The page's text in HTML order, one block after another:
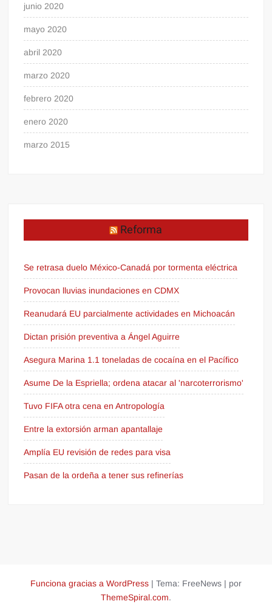
junio 2020
mayo 2020
abril 2020
marzo 2020
febrero 2020
enero 2020
marzo 2015
Reforma
Se retrasa duelo México-Canadá por tormenta eléctrica
Provocan lluvias inundaciones en CDMX
Reanudará EU parcialmente actividades en Michoacán
Dictan prisión preventiva a Ángel Aguirre
Asegura Marina 1.1 toneladas de cocaína en el Pacífico
Asume De la Espriella; ordena atacar al 'narcoterrorismo'
Tuvo FIFA otra cena en Antropología
Entre la extorsión arman apantallaje
Amplía EU revisión de redes para visa
Pasan de la ordeña a tener sus refinerías
Funciona gracias a WordPress | Tema: FreeNews | por
ThemeSpiral.com.